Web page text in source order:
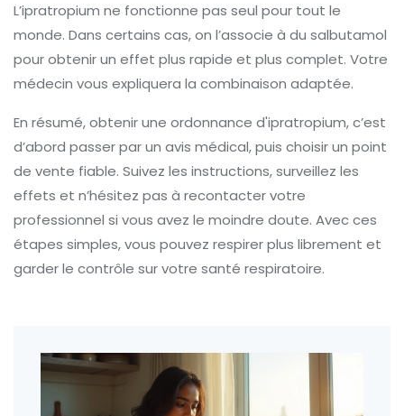
L’ipratropium ne fonctionne pas seul pour tout le
monde. Dans certains cas, on l’associe à du salbutamol
pour obtenir un effet plus rapide et plus complet. Votre
médecin vous expliquera la combinaison adaptée.
En résumé, obtenir une ordonnance d'ipratropium, c’est
d’abord passer par un avis médical, puis choisir un point
de vente fiable. Suivez les instructions, surveillez les
effets et n’hésitez pas à recontacter votre
professionnel si vous avez le moindre doute. Avec ces
étapes simples, vous pouvez respirer plus librement et
garder le contrôle sur votre santé respiratoire.